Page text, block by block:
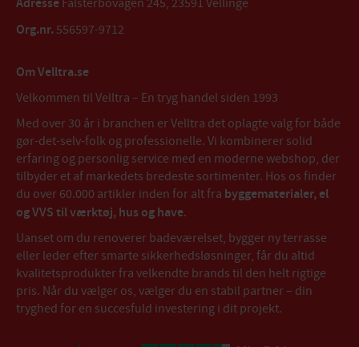
Adresse Falsterbovägen 245, 23591 Vellinge
Org.nr. 556597-9712
Om Velltra.se
Velkommen til Velltra – En tryg handel siden 1993
Med over 30 år i branchen er Velltra det oplagte valg for både
gør-det-selv-folk og professionelle. Vi kombinerer solid
erfaring og personlig service med en moderne webshop, der
tilbyder et af markedets bredeste sortimenter. Hos os finder
du over 60.000 artikler inden for alt fra byggematerialer, el
og VVS til værktøj, hus og have.
Uanset om du renoverer badeværelset, bygger ny terrasse
eller leder efter smarte sikkerhedsløsninger, får du altid
kvalitetsprodukter fra velkendte brands til den helt rigtige
pris. Når du vælger os, vælger du en stabil partner – din
tryghed for en succesfuld investering i dit projekt.